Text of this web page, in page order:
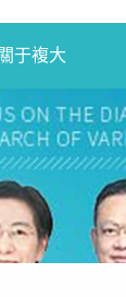
關于複大